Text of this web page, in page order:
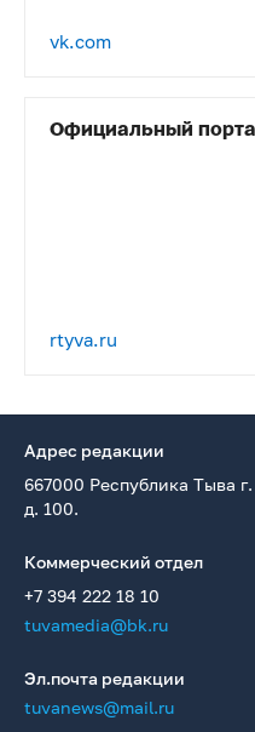
vk.com
Официальный
rtyva.ru
Адрес редакции
667000 Республика Тыва
д. 100.
Коммерческий отдел
+7 394 222 18 10
tuvamedia@bk.ru
Эл.почта редакции
tuvanews@mail.ru